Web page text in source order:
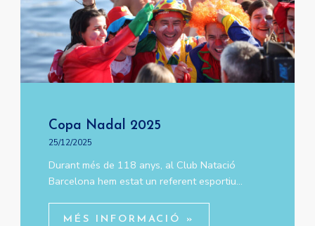
Copa Nadal 2025
25/12/2025
Durant més de 118 anys, al Club Natació
Barcelona hem estat un referent esportiu…
MÉS INFORMACIÓ »